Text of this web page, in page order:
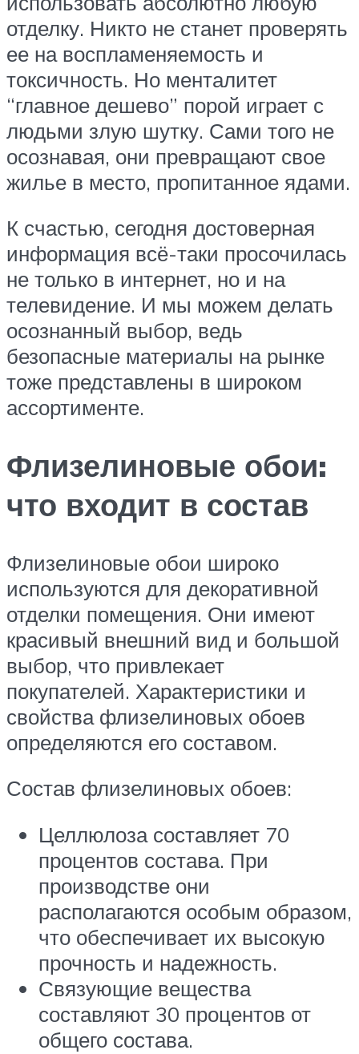
отделку. Никто не станет проверять
ее на воспламеняемость и
токсичность. Но менталитет
“главное дешево” порой играет с
людьми злую шутку. Сами того не
осознавая, они превращают свое
жилье в место, пропитанное ядами.
К счастью, сегодня достоверная
информация всё-таки просочилась
не только в интернет, но и на
телевидение. И мы можем делать
осознанный выбор, ведь
безопасные материалы на рынке
тоже представлены в широком
ассортименте.
Флизелиновые обои:
что входит в состав
Флизелиновые обои широко
используются для декоративной
отделки помещения. Они имеют
красивый внешний вид и большой
выбор, что привлекает
покупателей. Характеристики и
свойства флизелиновых обоев
определяются его составом.
Состав флизелиновых обоев:
Целлюлоза составляет 70
процентов состава. При
производстве они
располагаются особым образом,
что обеспечивает их высокую
прочность и надежность.
Связующие вещества
составляют 30 процентов от
общего состава.